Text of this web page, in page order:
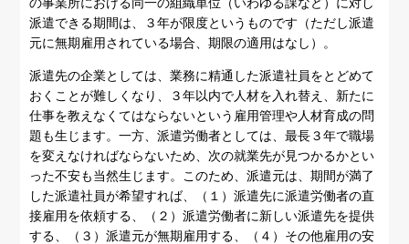
派遣できる期間は、３年が限度というものです（ただし派遣
元に無期雇用されている場合、期限の適用はなし）。
派遣先の企業としては、業務に精通した派遣社員をとどめて
おくことが難しくなり、３年以内で人材を入れ替え、新たに
仕事を教えなくてはならないという雇用管理や人材育成の問
題も生じます。一方、派遣労働者としては、最長３年で職場
を変えなければならないため、次の就業先が見つかるかとい
った不安も当然生じます。このため、派遣元は、期間が満了
した派遣社員が希望すれば、（１）派遣先に派遣労働者の直
接雇用を依頼する、（２）派遣労働者に新しい派遣先を提供
する、（３）派遣元が無期雇用する、（４）その他雇用の安